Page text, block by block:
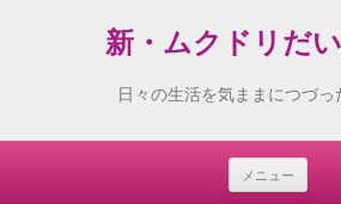
新・ムクドリだ
日々の生活を気ままにつづっ
メニュー